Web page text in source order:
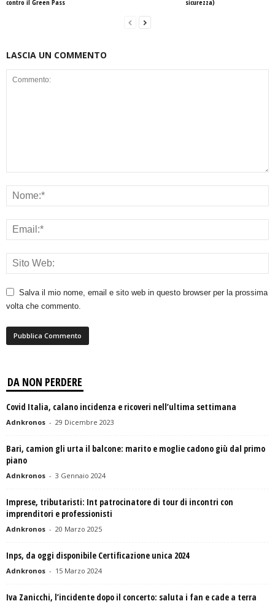
contro il Green Pass sicurezza)
LASCIA UN COMMENTO
Salva il mio nome, email e sito web in questo browser per la prossima
volta che commento.
DA NON PERDERE
Covid Italia, calano incidenza e ricoveri nell’ultima settimana
Adnkronos - 29 Dicembre 2023
Bari, camion gli urta il balcone: marito e moglie cadono giù dal primo
piano
Adnkronos - 3 Gennaio 2024
Imprese, tributaristi: Int patrocinatore di tour di incontri con
imprenditori e professionisti
Adnkronos - 20 Marzo 2025
Inps, da oggi disponibile Certificazione unica 2024
Adnkronos - 15 Marzo 2024
Iva Zanicchi, l’incidente dopo il concerto: saluta i fan e cade a terra